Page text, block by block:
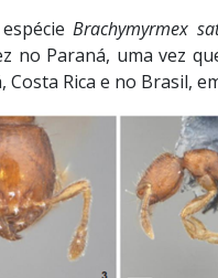
Brachymyrmex
no Paraná, uma vez
Costa Rica e no Brasil,